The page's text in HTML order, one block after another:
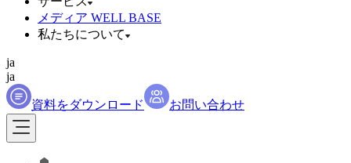
メディア WELL BASE
私たちについて
ja
ja
資料をダウンロード お問い合わせ